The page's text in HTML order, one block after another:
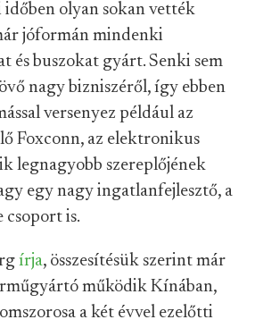
olyan sokan vették
jóformán mindenki
és buszokat gyárt. Senki sem
nagy bizniszéről, így ebben
versenyez például az
Foxconn, az elektronikus
legnagyobb szereplőjének
egy nagy ingatlanfejlesztő, a
csoport is.
írja, összesítésük szerint már
működik Kínában,
a két évvel ezelőtti